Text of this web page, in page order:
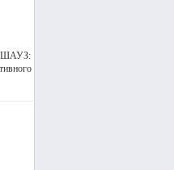
ШАУЗ: